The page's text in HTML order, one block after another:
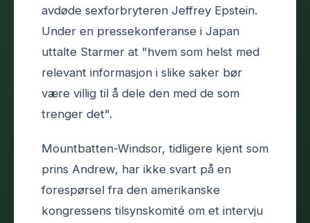
avdøde sexforbryteren Jeffrey Epstein.
Under en pressekonferanse i Japan
uttalte Starmer at "hvem som helst med
relevant informasjon i slike saker bør
være villig til å dele den med de som
trenger det".
Mountbatten-Windsor, tidligere kjent som
prins Andrew, har ikke svart på en
forespørsel fra den amerikanske
kongressens tilsynskomité om et intervju